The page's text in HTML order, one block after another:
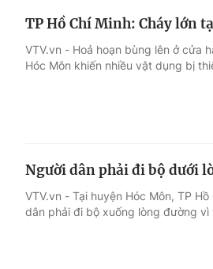
Điện ảnh
Âm nhạc
Sao
TP Hồ Chí Minh: Cháy lớn
VTV.vn - Hoả hoạn bùng lên ở cửa
Hóc Môn khiến nhiều vật dụng bị
Người dân phải đi bộ dưới
VTV.vn - Tại huyện Hóc Môn, TP
dân phải đi bộ xuống lòng đường vì